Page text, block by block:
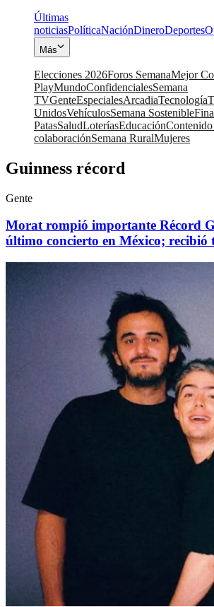
Últimas
noticiasPolíticaNaciónDineroDeportes
Más
Elecciones 2026Foros SemanaMejor
PlayMundoConfidencialesSemana
TVGenteEspecialesArcadiaTecnología
UnidosVehículosSemana Sostenible
PatasSaludLoteríasEducaciónContenido
colaboraciónSemana RuralMujeres
Guinness récord
Gente
Morat rompió importante Récord
último concierto en México; recibió